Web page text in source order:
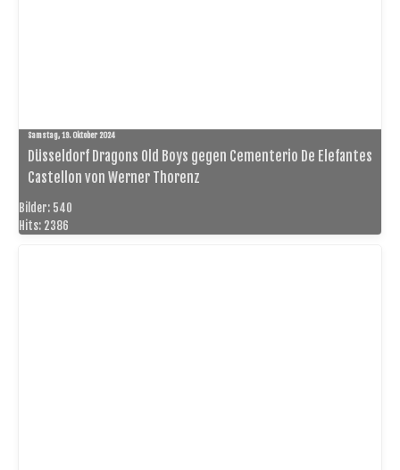
Samstag, 19. Oktober 2024
Düsseldorf Dragons Old Boys gegen Cementerio De Elefantes
Castellon von Werner Thorenz
Bilder: 540
Hits: 2386